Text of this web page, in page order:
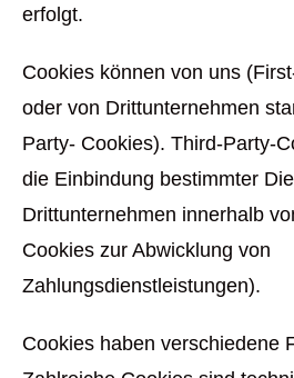
erfolgt.
Cookies können von uns
oder von Drittunternehmen
Party- Cookies). Third-Party-
die Einbindung bestimmter
Drittunternehmen innerhalb
Cookies zur Abwicklung von
Zahlungsdienstleistungen).
Cookies haben verschiedene